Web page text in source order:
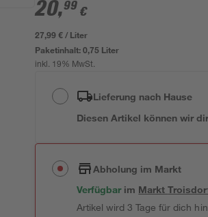
20,99 €
27,99 € / Liter
Paketinhalt:0,75 Liter
inkl. 19% MwSt.
Lieferung nach Hause
Diesen Artikel können wir
Abholung im Markt
Verfügbar im Markt
Artikel wird 3 Tage für dich